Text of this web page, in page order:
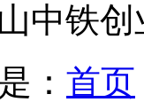
中铁
： 首页